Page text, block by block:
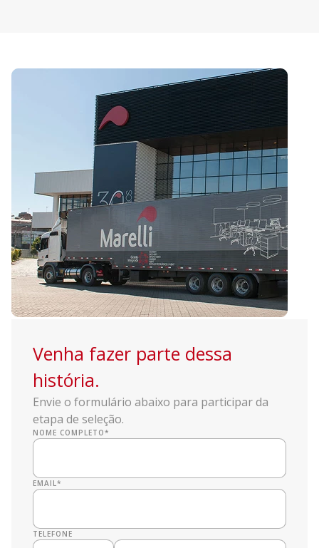
Venha fazer parte dessa
história.
Envie o formulário abaixo para participar da
etapa de seleção.
NOME COMPLETO*
EMAIL*
TELEFONE